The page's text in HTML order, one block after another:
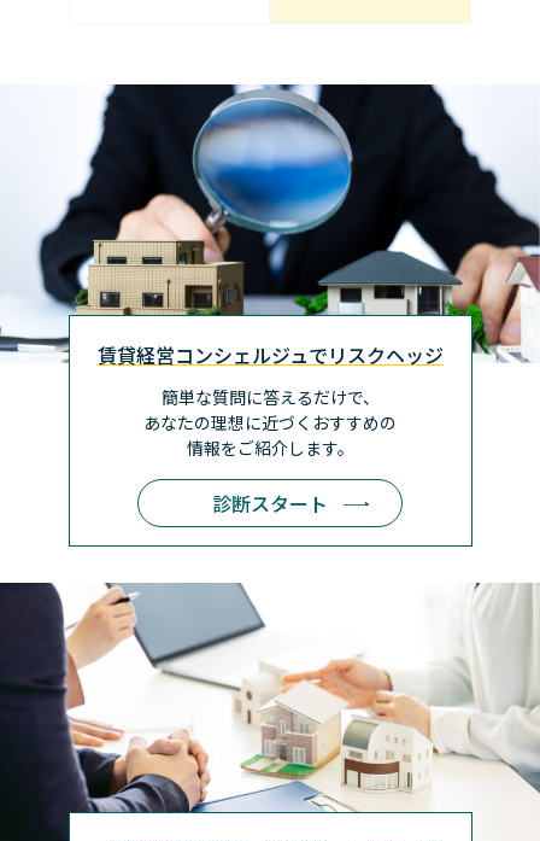
賃貸経営コンシェルジュでリスクヘッジ
簡単な質問に答えるだけで、
あなたの理想に近づく おすすめの
情報をご紹介します。
診断スタート